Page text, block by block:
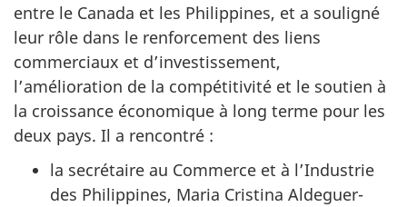
entre le Canada et les Philippines, et a souligné
leur rôle dans le renforcement des liens
commerciaux et d’investissement,
l’amélioration de la compétitivité et le soutien à
la croissance économique à long terme pour les
deux pays. Il a rencontré :
la secrétaire au Commerce et à l’Industrie
des Philippines, Maria Cristina Aldeguer-